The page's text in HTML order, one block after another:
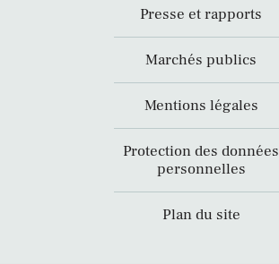
Presse et rapports
Marchés publics
Mentions légales
Protection des données
personnelles
Plan du site